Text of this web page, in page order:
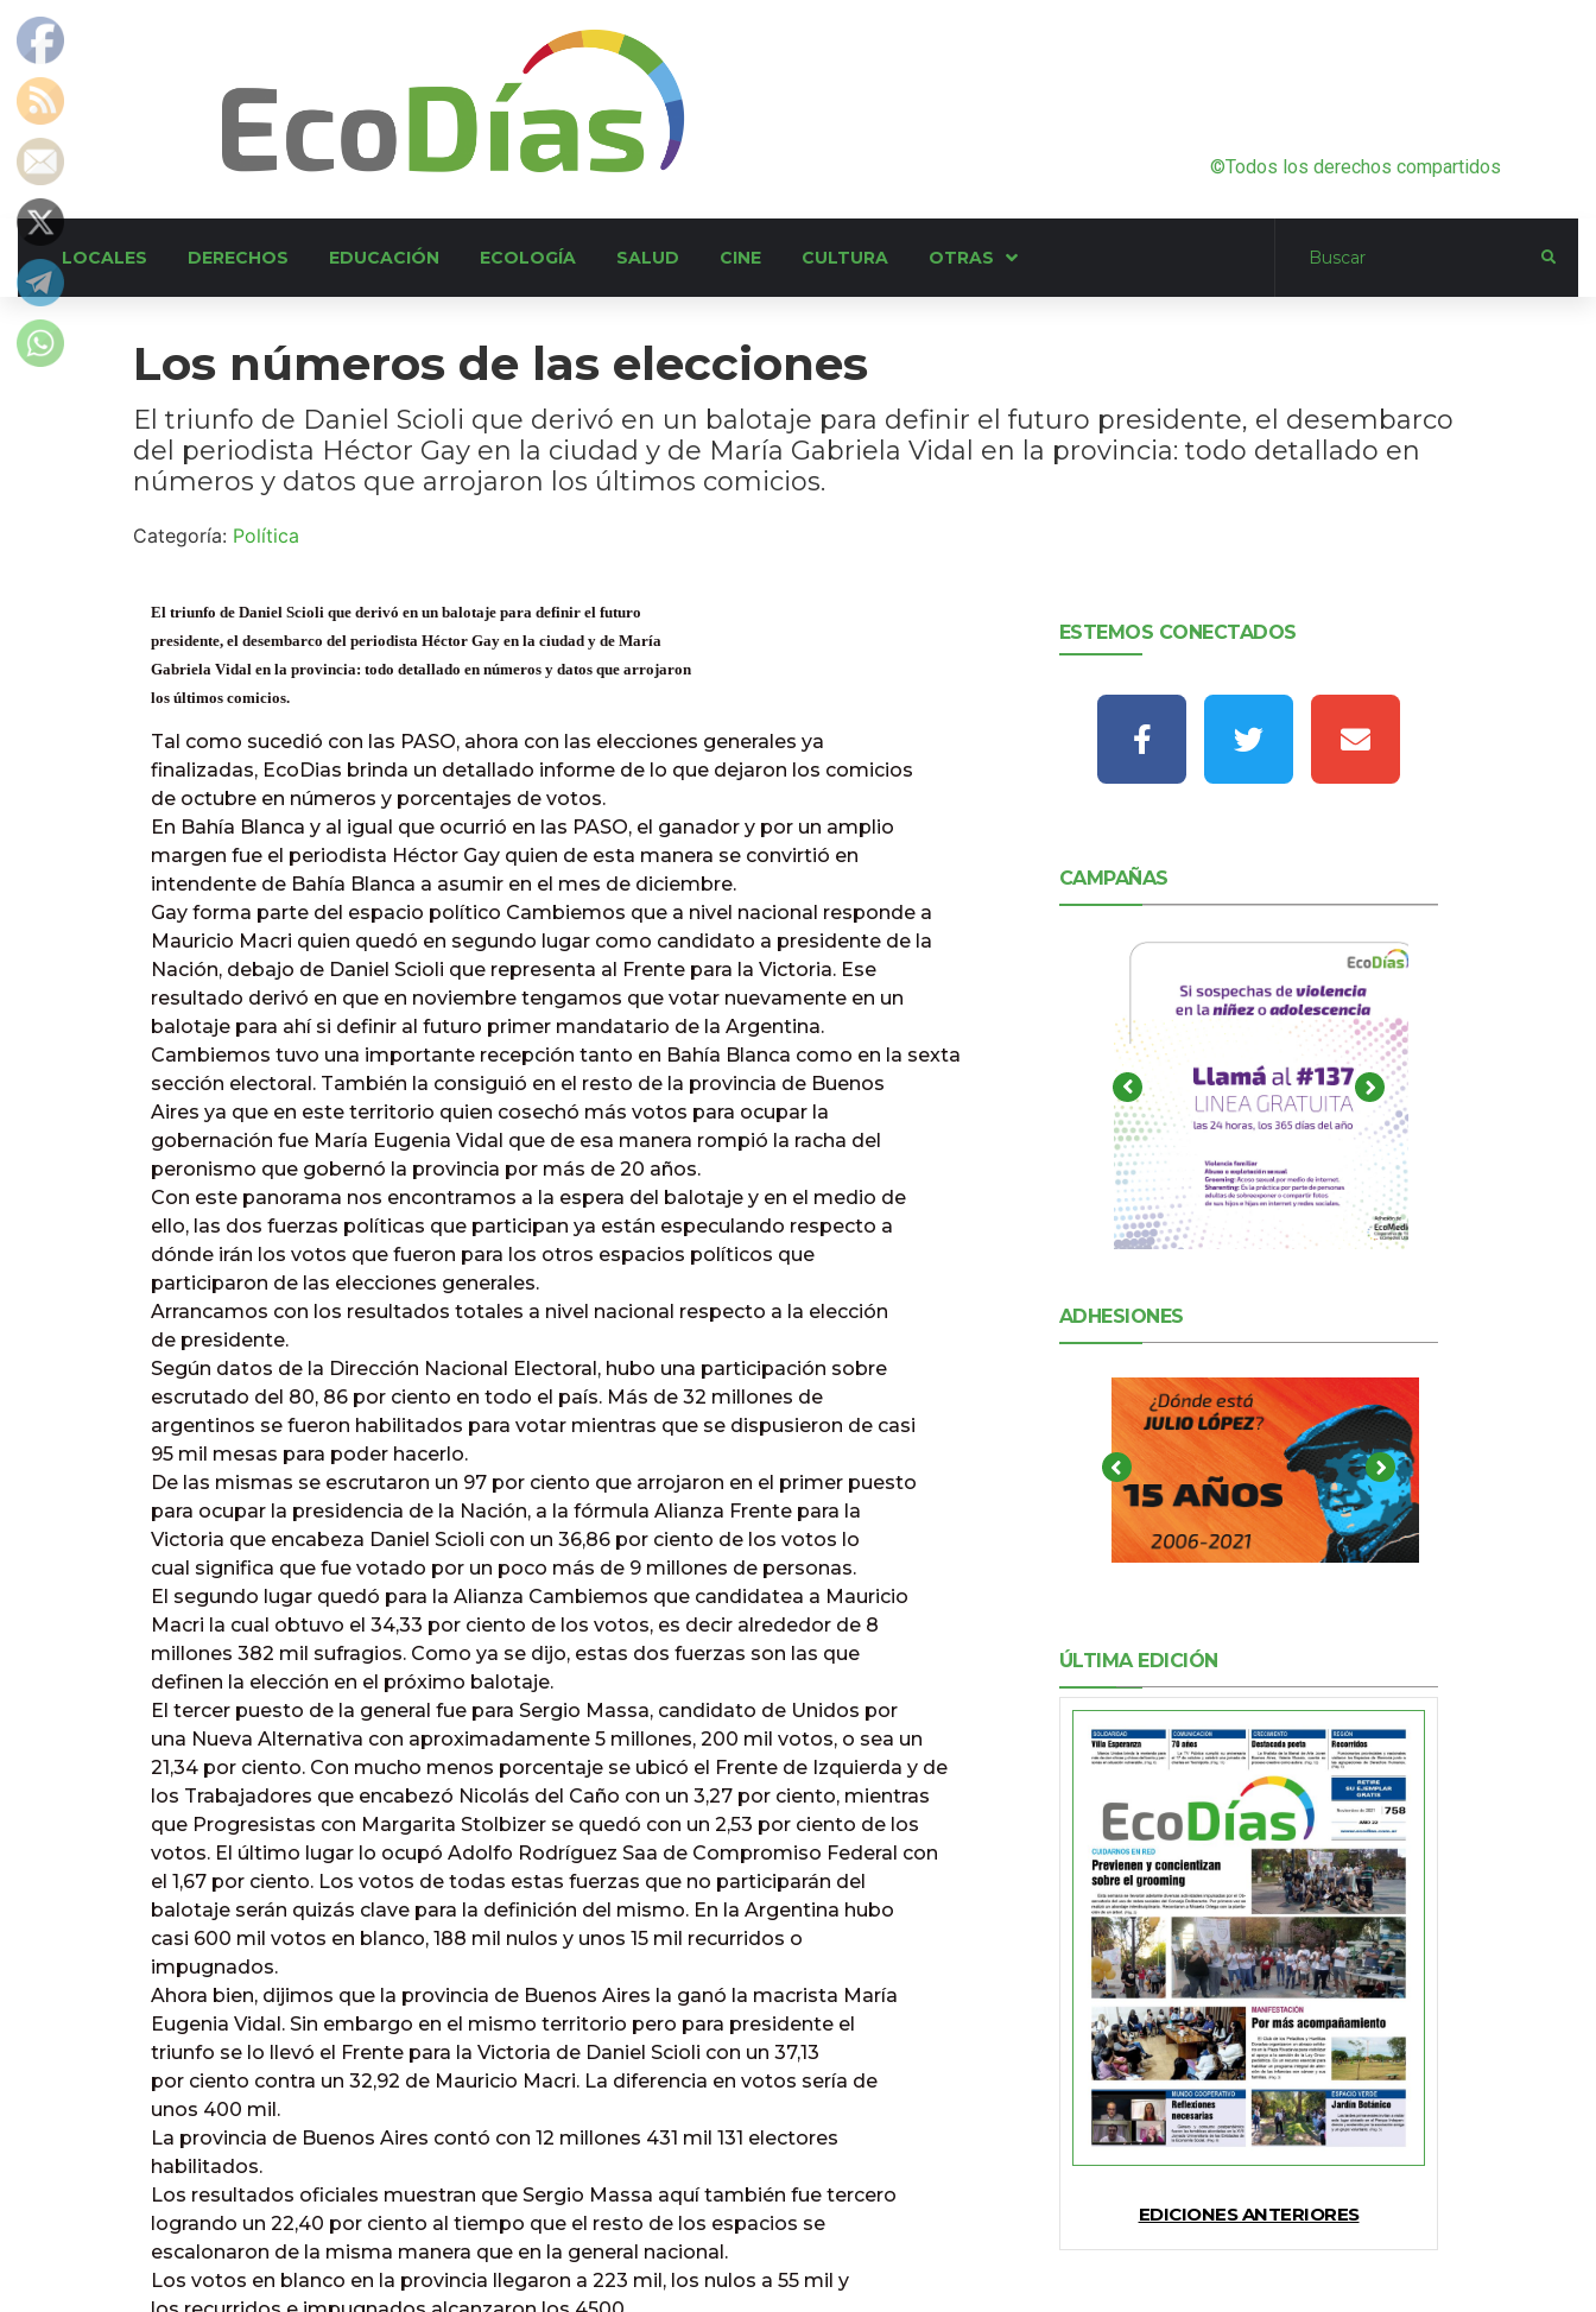
©Todos los derechos compartidos
LOCALES DERECHOS EDUCACIÓN ECOLOGÍA SALUD CINE CULTURA OTRAS
Los números de las elecciones
El triunfo de Daniel Scioli que derivó en un balotaje para definir el futuro presidente, el desembarco
del periodista Héctor Gay en la ciudad y de María Gabriela Vidal en la provincia: todo detallado en
números y datos que arrojaron los últimos comicios.
Categoría: Política
El triunfo de Daniel Scioli que derivó en un balotaje para definir el futuro
presidente, el desembarco del periodista Héctor Gay en la ciudad y de María
Gabriela Vidal en la provincia: todo detallado en números y datos que arrojaron
los últimos comicios.
Tal como sucedió con las PASO, ahora con las elecciones generales ya
finalizadas, EcoDias brinda un detallado informe de lo que dejaron los comicios
de octubre en números y porcentajes de votos.
En Bahía Blanca y al igual que ocurrió en las PASO, el ganador y por un amplio
margen fue el periodista Héctor Gay quien de esta manera se convirtió en
intendente de Bahía Blanca a asumir en el mes de diciembre.
Gay forma parte del espacio político Cambiemos que a nivel nacional responde a
Mauricio Macri quien quedó en segundo lugar como candidato a presidente de la
Nación, debajo de Daniel Scioli que representa al Frente para la Victoria. Ese
resultado derivó en que en noviembre tengamos que votar nuevamente en un
balotaje para ahí si definir al futuro primer mandatario de la Argentina.
Cambiemos tuvo una importante recepción tanto en Bahía Blanca como en la sexta
sección electoral. También la consiguió en el resto de la provincia de Buenos
Aires ya que en este territorio quien cosechó más votos para ocupar la
gobernación fue María Eugenia Vidal que de esa manera rompió la racha del
peronismo que gobernó la provincia por más de 20 años.
Con este panorama nos encontramos a la espera del balotaje y en el medio de
ello, las dos fuerzas políticas que participan ya están especulando respecto a
dónde irán los votos que fueron para los otros espacios políticos que
participaron de las elecciones generales.
Arrancamos con los resultados totales a nivel nacional respecto a la elección
de presidente.
Según datos de la Dirección Nacional Electoral, hubo una participación sobre
escrutado del 80, 86 por ciento en todo el país. Más de 32 millones de
argentinos se fueron habilitados para votar mientras que se dispusieron de casi
95 mil mesas para poder hacerlo.
De las mismas se escrutaron un 97 por ciento que arrojaron en el primer puesto
para ocupar la presidencia de la Nación, a la fórmula Alianza Frente para la
Victoria que encabeza Daniel Scioli con un 36,86 por ciento de los votos lo
cual significa que fue votado por un poco más de 9 millones de personas.
El segundo lugar quedó para la Alianza Cambiemos que candidatea a Mauricio
Macri la cual obtuvo el 34,33 por ciento de los votos, es decir alrededor de 8
millones 382 mil sufragios. Como ya se dijo, estas dos fuerzas son las que
definen la elección en el próximo balotaje.
El tercer puesto de la general fue para Sergio Massa, candidato de Unidos por
una Nueva Alternativa con aproximadamente 5 millones, 200 mil votos, o sea un
21,34 por ciento. Con mucho menos porcentaje se ubicó el Frente de Izquierda y de
los Trabajadores que encabezó Nicolás del Caño con un 3,27 por ciento, mientras
que Progresistas con Margarita Stolbizer se quedó con un 2,53 por ciento de los
votos. El último lugar lo ocupó Adolfo Rodríguez Saa de Compromiso Federal con
el 1,67 por ciento. Los votos de todas estas fuerzas que no participarán del
balotaje serán quizás clave para la definición del mismo. En la Argentina hubo
casi 600 mil votos en blanco, 188 mil nulos y unos 15 mil recurridos o
impugnados.
Ahora bien, dijimos que la provincia de Buenos Aires la ganó la macrista María
Eugenia Vidal. Sin embargo en el mismo territorio pero para presidente el
triunfo se lo llevó el Frente para la Victoria de Daniel Scioli con un 37,13
por ciento contra un 32,92 de Mauricio Macri. La diferencia en votos sería de
unos 400 mil.
La provincia de Buenos Aires contó con 12 millones 431 mil 131 electores
habilitados.
Los resultados oficiales muestran que Sergio Massa aquí también fue tercero
logrando un 22,40 por ciento al tiempo que el resto de los espacios se
escalonaron de la misma manera que en la general nacional.
Los votos en blanco en la provincia llegaron a 223 mil, los nulos a 55 mil y
ESTEMOS CONECTADOS
CAMPAÑAS
ADHESIONES
ÚLTIMA EDICIÓN
EDICIONES ANTERIORES